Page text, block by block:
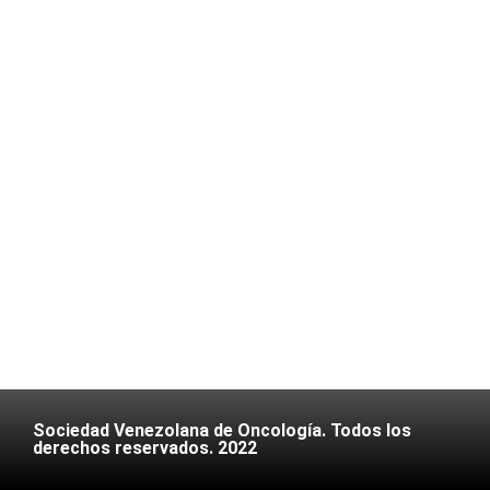
Sociedad Venezolana de Oncología. Todos los
derechos reservados. 2022